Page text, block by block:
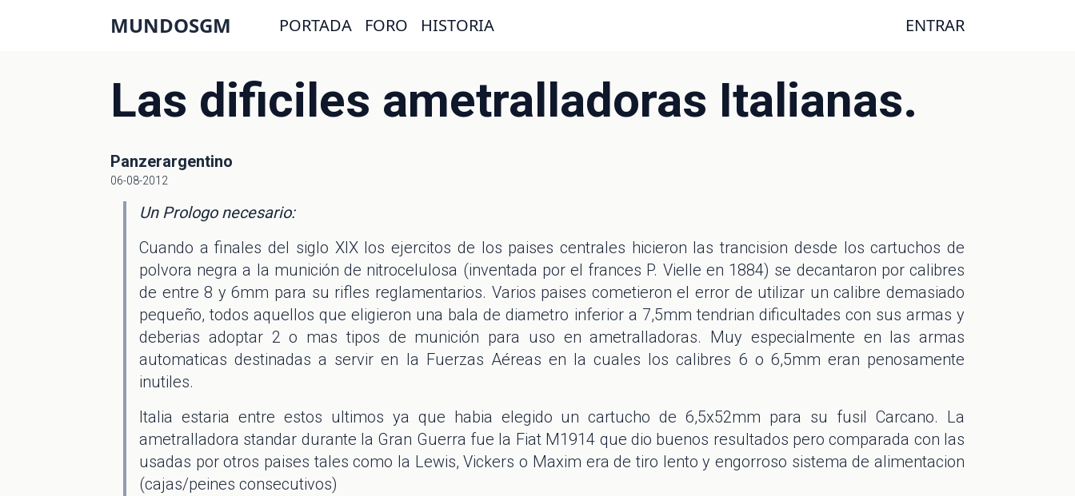
MUNDOSGM PORTADA FORO HISTORIA ENTRAR
Las dificiles ametralladoras Italianas.
Panzerargentino
06-08-2012
Un Prologo necesario:
Cuando a finales del siglo XIX los ejercitos de los paises centrales hicieron las trancision desde los cartuchos de
polvora negra a la munición de nitrocelulosa (inventada por el frances P. Vielle en 1884) se decantaron por calibres
de entre 8 y 6mm para su rifles reglamentarios. Varios paises cometieron el error de utilizar un calibre demasiado
pequeño, todos aquellos que eligieron una bala de diametro inferior a 7,5mm tendrian dificultades con sus armas y
deberias adoptar 2 o mas tipos de munición para uso en ametralladoras. Muy especialmente en las armas
automaticas destinadas a servir en la Fuerzas Aéreas en la cuales los calibres 6 o 6,5mm eran penosamente
inutiles.
Italia estaria entre estos ultimos ya que habia elegido un cartucho de 6,5x52mm para su fusil Carcano. La
ametralladora standar durante la Gran Guerra fue la Fiat M1914 que dio buenos resultados pero comparada con las
usadas por otros paises tales como la Lewis, Vickers o Maxim era de tiro lento y engorroso sistema de alimentacion
(cajas/peines consecutivos)